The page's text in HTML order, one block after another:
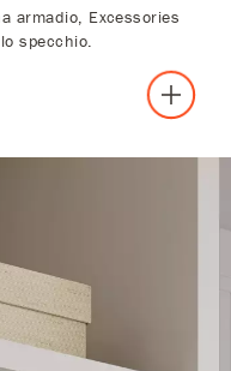
armadio, Excessories
specchio.